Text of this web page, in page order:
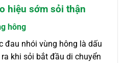
hiệu sớm sỏi thận
hông
đau nhói vùng hông là dấu
khi sỏi bắt đầu di chuyển